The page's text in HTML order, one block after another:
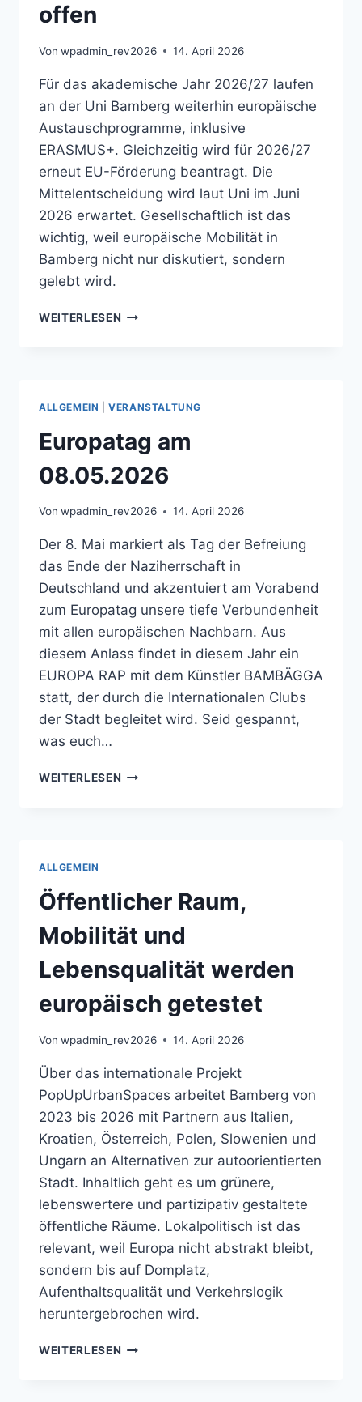
offen
Von wpadmin_rev2026 14. April 2026
Für das akademische Jahr 2026/27 laufen
an der Uni Bamberg weiterhin europäische
Austauschprogramme, inklusive
ERASMUS+. Gleichzeitig wird für 2026/27
erneut EU-Förderung beantragt. Die
Mittelentscheidung wird laut Uni im Juni
2026 erwartet. Gesellschaftlich ist das
wichtig, weil europäische Mobilität in
Bamberg nicht nur diskutiert, sondern
gelebt wird.
WEITERLESEN DIE
ALLGEMEIN |VERANSTALTUNG
Europatag am
08.05.2026
Von wpadmin_rev2026 14. April 2026
Der 8. Mai markiert als Tag der Befreiung
das Ende der Naziherrschaft in
Deutschland und akzentuiert am Vorabend
zum Europatag unsere tiefe Verbundenheit
mit allen europäischen Nachbarn. Aus
diesem Anlass findet in diesem Jahr ein
EUROPA RAP mit dem Künstler BAMBÄGGA
statt, der durch die Internationalen Clubs
der Stadt begleitet wird. Seid gespannt,
was euch…
WEITERLESEN EUROPATAG
ALLGEMEIN
Öffentlicher Raum,
Mobilität und
Lebensqualität werden
europäisch getestet
Von wpadmin_rev2026 14. April 2026
Über das internationale Projekt
PopUpUrbanSpaces arbeitet Bamberg von
2023 bis 2026 mit Partnern aus Italien,
Kroatien, Österreich, Polen, Slowenien und
Ungarn an Alternativen zur autoorientierten
Stadt. Inhaltlich geht es um grünere,
lebenswertere und partizipativ gestaltete
öffentliche Räume. Lokalpolitisch ist das
relevant, weil Europa nicht abstrakt bleibt,
sondern bis auf Domplatz,
Aufenthaltsqualität und Verkehrslogik
heruntergebrochen wird.
WEITERLESEN ÖFFENTLICHER